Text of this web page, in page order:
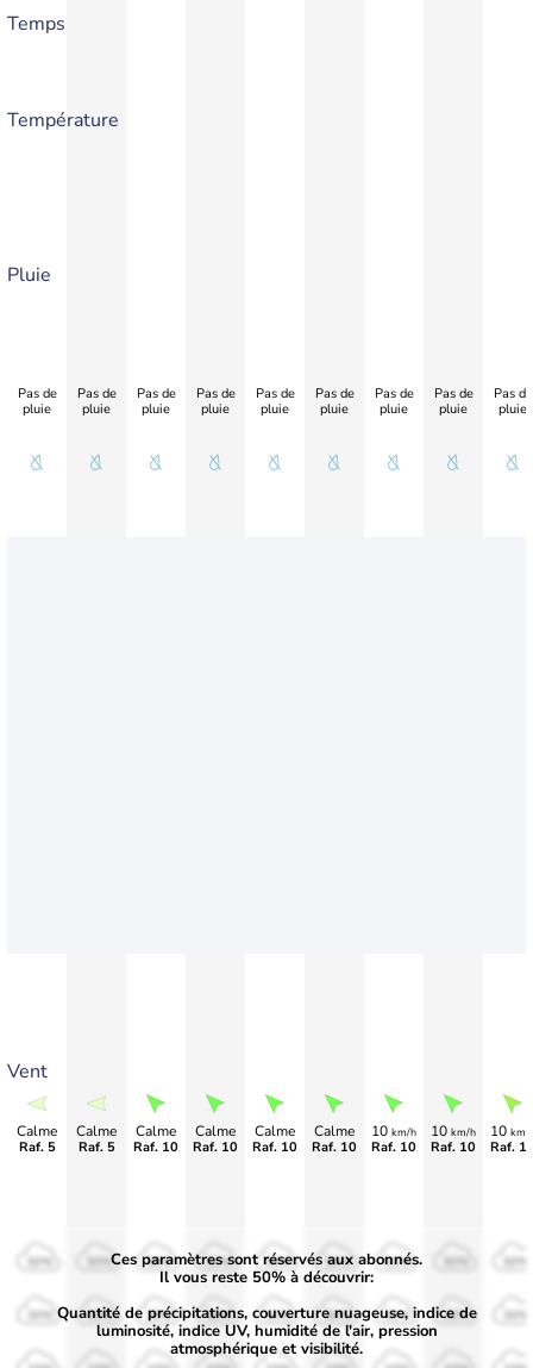
Temps
Température
Pluie
Vent
Pas de
pluie
Calme
Raf. 5
Pas de
pluie
Calme
Raf. 5
Pas de
pluie
Calme
Raf. 10
Pas de
pluie
Calme
Raf. 10
Pas de
pluie
Calme
Raf. 10
Pas de
pluie
Calme
Raf. 10
Pas de
pluie
10 km/h
Raf. 10
Pas de
pluie
10 km/h
Raf. 10
Pas de
pluie
10 km/
Raf.
50%
30%
50%
30%
50%
30%
50%
30%
50%
30%
50%
30%
50%
30% 30% 30%
Ces paramètres sont réservés aux abonnés.
Il vous reste 50% à découvrir:
Quantité de précipitations, couverture nuageuse, indice de
luminosité, indice UV, humidité de l'air, pression
atmosphérique et visibilité.